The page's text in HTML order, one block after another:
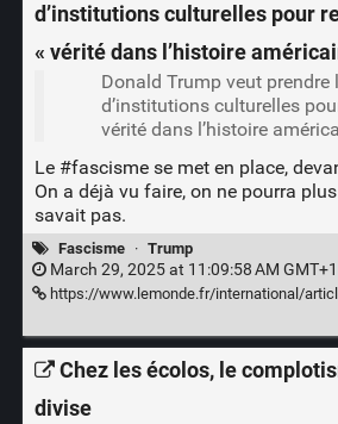
d’institutions culturelles pour
« vérité dans l’histoire
Donald Trump veut prendre
d’institutions culturelles
vérité dans l’histoire
Le #fascismese met en place,
On a déjà vu faire, on ne pourra
savait pas.
Fascisme · Trump
March 29, 2025 at 11:09:58 AM GMT+1
https://www.lemonde.fr/international/article/2025/03/28/donald-trump-veut-prendre-le-controle-d-institutions-culturelles-
Chez les écolos, le
divise